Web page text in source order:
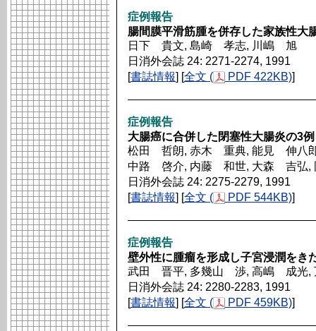
症例報告
腸間膜平滑筋腫を併存した家族性大
日下 貴文, 島崎 孝志, 川嶋 旭
日消外会誌 24: 2271-2274, 1991
[書誌情報] [全文 ( PDF 422KB)]
症例報告
大腸癌に合併した閉塞性大腸炎の3例
松田 哲朗, 赤木 重典, 能見 伸八
中路 啓介, 内藤 和世, 大森 吉弘,
日消外会誌 24: 2275-2279, 1991
[書誌情報] [全文 ( PDF 544KB)]
症例報告
壁外性に腫瘤を形成し子宮浸潤をき
武田 晋平, 多幾山 渉, 高嶋 成光,
日消外会誌 24: 2280-2283, 1991
[書誌情報] [全文 ( PDF 459KB)]